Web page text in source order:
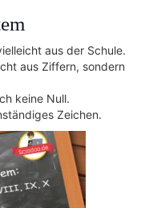
aus der Schule.
aus Ziffern, sondern
keine Null.
Zeichen.